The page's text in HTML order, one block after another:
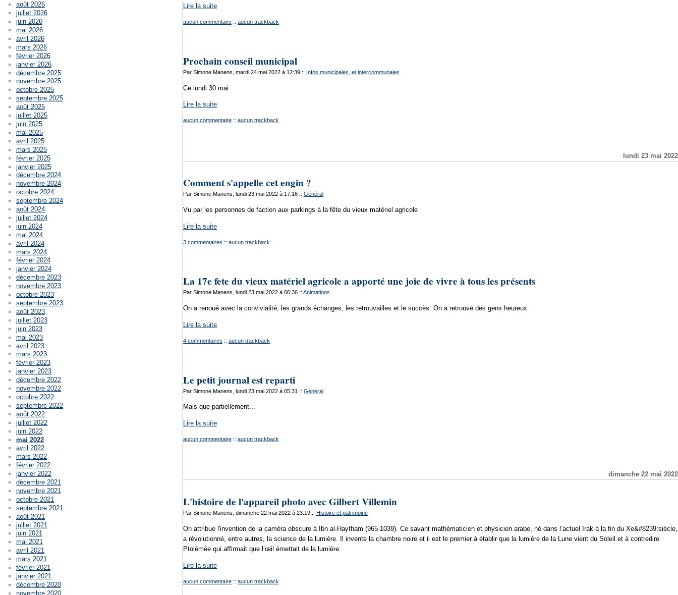
Lire la suite
aucun commentaire :: aucun trackback
Prochain conseil municipal
Par Simone Manens, mardi 24 mai 2022 à 12:39 :: Infos municipales, et intercommunales
Ce lundi 30 mai
Lire la suite
aucun commentaire :: aucun trackback
lundi 23 mai 2022
Comment s'appelle cet engin ?
Par Simone Manens, lundi 23 mai 2022 à 17:16 :: Général
Vu par les personnes de faction aux parkings à la fête du vieux matériel agricole
Lire la suite
3 commentaires :: aucun trackback
La 17e fete du vieux matériel agricole a apporté une joie de vivre à tous les présents
Par Simone Manens, lundi 23 mai 2022 à 06:36 :: Animations
On a renoué avec la convivialité, les grands échanges, les retrouvailles et le succès. On a retrouvé des gens heureux.
Lire la suite
4 commentaires :: aucun trackback
Le petit journal est reparti
Par Simone Manens, lundi 23 mai 2022 à 05:31 :: Général
Mais que partiellement...
Lire la suite
aucun commentaire :: aucun trackback
dimanche 22 mai 2022
L'histoire de l'appareil photo avec Gilbert Villemin
Par Simone Manens, dimanche 22 mai 2022 à 23:19 :: Histoire et patrimoine
On attribue l'invention de la caméra obscure à Ibn al-Haytham (965-1039). Ce savant mathématicien et physicien arabe, né dans l’actuel Irak à la fin du Xe&#8239;siècle,
a révolutionné, entre autres, la science de la lumière. Il invente la chambre noire et il est le premier à établir que la lumière de la Lune vient du Soleil et à contredire
Ptolémée qui affirmait que l’œil émettait de la lumière.
Lire la suite
aucun commentaire :: aucun trackback
août 2026
juillet 2026
juin 2026
mai 2026
avril 2026
mars 2026
février 2026
janvier 2026
décembre 2025
novembre 2025
octobre 2025
septembre 2025
août 2025
juillet 2025
juin 2025
mai 2025
avril 2025
mars 2025
février 2025
janvier 2025
décembre 2024
novembre 2024
octobre 2024
septembre 2024
août 2024
juillet 2024
juin 2024
mai 2024
avril 2024
mars 2024
février 2024
janvier 2024
décembre 2023
novembre 2023
octobre 2023
septembre 2023
août 2023
juillet 2023
juin 2023
mai 2023
avril 2023
mars 2023
février 2023
janvier 2023
décembre 2022
novembre 2022
octobre 2022
septembre 2022
août 2022
juillet 2022
juin 2022
mai 2022
avril 2022
mars 2022
février 2022
janvier 2022
décembre 2021
novembre 2021
octobre 2021
septembre 2021
août 2021
juillet 2021
juin 2021
mai 2021
avril 2021
mars 2021
février 2021
janvier 2021
décembre 2020
novembre 2020